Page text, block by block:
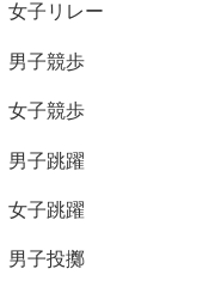
女子リレー
男子競歩
女子競歩
男子跳躍
女子跳躍
男子投擲